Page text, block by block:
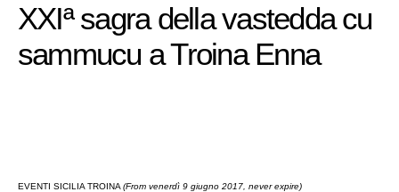
XXIª sagra della vastedda cu
sammucu a Troina Enna
EVENTI SICILIA TROINA (From venerdì 9 giugno 2017, never expire)